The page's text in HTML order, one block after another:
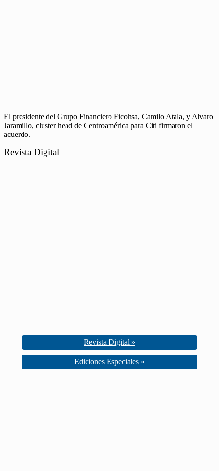
El presidente del Grupo Financiero Ficohsa, Camilo Atala, y Alvaro
Jaramillo, cluster head de Centroamérica para Citi firmaron el
acuerdo.
Revista Digital
Revista Digital »
Ediciones Especiales »